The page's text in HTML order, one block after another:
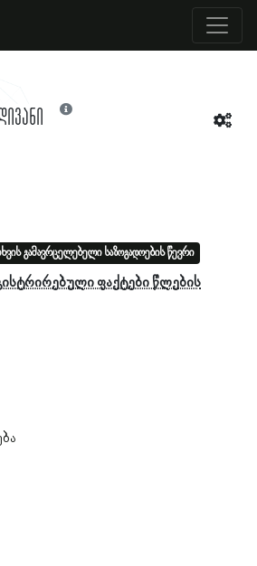
გამავრცელებელი საზოგადოების წევრი